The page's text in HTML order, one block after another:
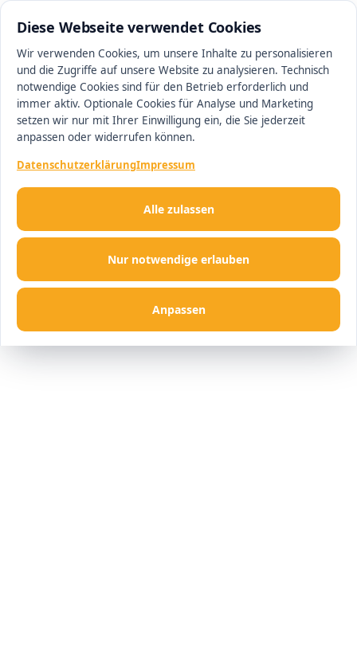
Diese Webseite verwendet Cookies
Wir verwenden Cookies, um unsere Inhalte zu personalisieren
und die Zugriffe auf unsere Website zu analysieren. Technisch
notwendige Cookies sind für den Betrieb erforderlich und
immer aktiv. Optionale Cookies für Analyse und Marketing
setzen wir nur mit Ihrer Einwilligung ein, die Sie jederzeit
anpassen oder widerrufen können.
DatenschutzerklärungImpressum
Nur notwendige erlauben
Anpassen
Alle zulassen